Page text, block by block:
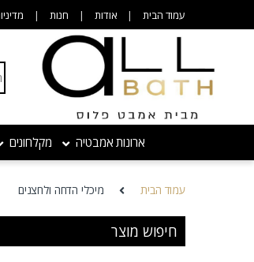
עמוד הבית אודות חנות
ארונות אמבטיה מקלחונים
עמוד הבית מיכלי הדחה ולחצנים
חיפוש מוצר